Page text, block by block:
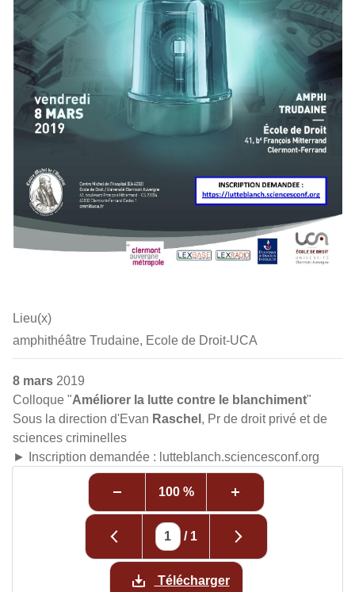
Lieu(x)
amphithéâtre Trudaine, Ecole de Droit-UCA
8 mars 2019
Colloque "Améliorer la lutte contre le blanchiment"
Sous la direction d'Evan Raschel , Pr de droit privé et de
sciences criminelles
► Inscription demandée : lutteblanch.sciencesconf.org
100 %
/ 1
Télécharger